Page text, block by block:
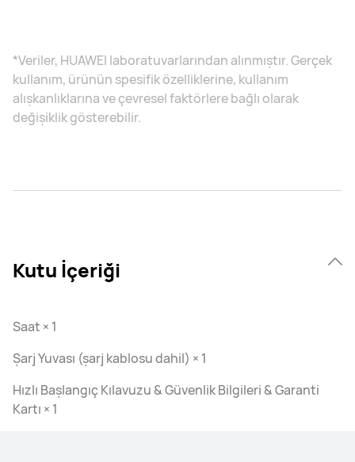
*Veriler, HUAWEI laboratuvarlarından alınmıştır. Gerçek
kullanım, ürünün spesifik özelliklerine, kullanım
alışkanlıklarına ve çevresel faktörlere bağlı olarak
değişiklik gösterebilir.
Kutu İçeriği
Saat × 1
Şarj Yuvası (şarj kablosu dahil) × 1
Hızlı Başlangıç Kılavuzu & Güvenlik Bilgileri & Garanti
Kartı × 1